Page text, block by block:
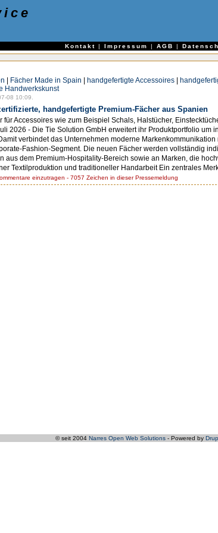
Kontakt | Impressum | AGB |
| Fächer Made in Spain | handgefertigte Accessoires |
Handwerkskunst
08 10:09.
handgefertigte Premium-Fächer aus Spanien
Accessoires wie zum Beispiel Schals, Halstücher,
2026 - Die Tie Solution GmbH erweitert ihr Produktportfolio
verbindet das Unternehmen moderne
Fashion-Segment. Die neuen Fächer werden vollständig
aus dem Premium-Hospitality-Bereich sowie an Marken, die
Textilproduktion und traditioneller Handarbeit Ein zentrales
einzutragen - 7057 Zeichen in dieser Pressemeldung
© seit 2004 Narres Open Web Solutions- Powered by